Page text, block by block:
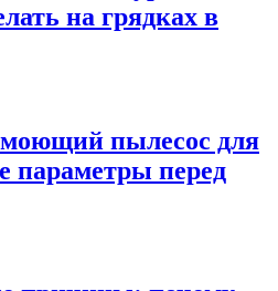
на грядках в
пылесос для
параметры перед